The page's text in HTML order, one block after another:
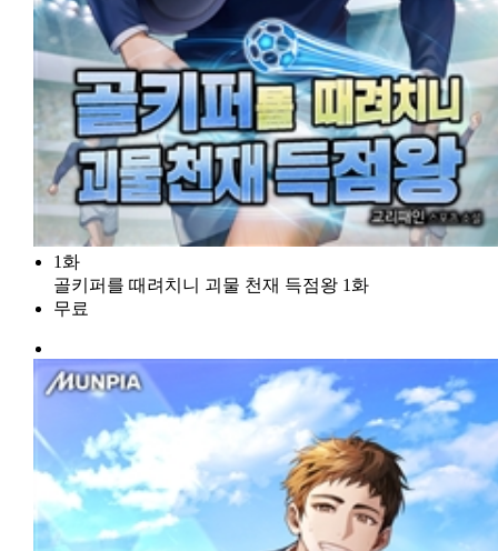
1화
골키퍼를 때려치니 괴물 천재 득점왕 1화
무료